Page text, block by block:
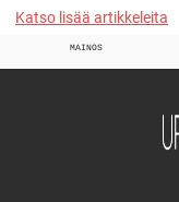
Katso lisää artikkeleita
MAINOS